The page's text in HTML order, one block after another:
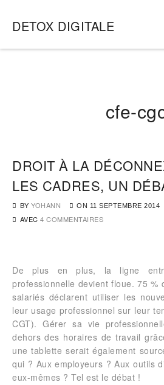
DETOX DIGITALE
cfe-
DROIT À LA
LES CADRES, UN
BY YOHANN ON 11 SEPTEMBRE 2014
AVEC 4 COMMENTAIRES
De plus en plus, la ligne
professionnelle devient floue. 75 %
salariés déclarent utiliser les
leur usage professionnel sur leur
CGT). Gérer sa vie
dehors des horaires de travail
une tablette serait également
qui ? Aux employeurs ? Aux outils
eux-mêmes ? Tel est le débat !